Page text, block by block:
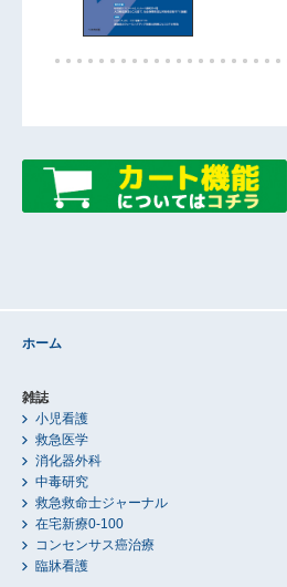
ホーム
雑誌
小児看護
救急医学
消化器外科
中毒研究
救急救命士ジャーナル
在宅新療0-100
コンセンサス癌治療
臨牀看護